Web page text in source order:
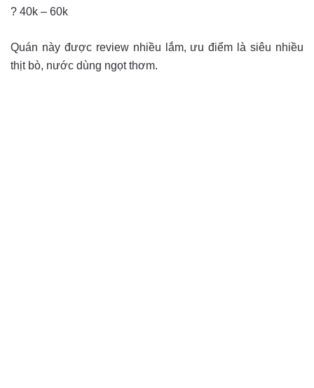
? 40k – 60k
Quán này được review nhiều lắm, ưu điểm là siêu nhiều
thịt bò, nước dùng ngọt thơm.